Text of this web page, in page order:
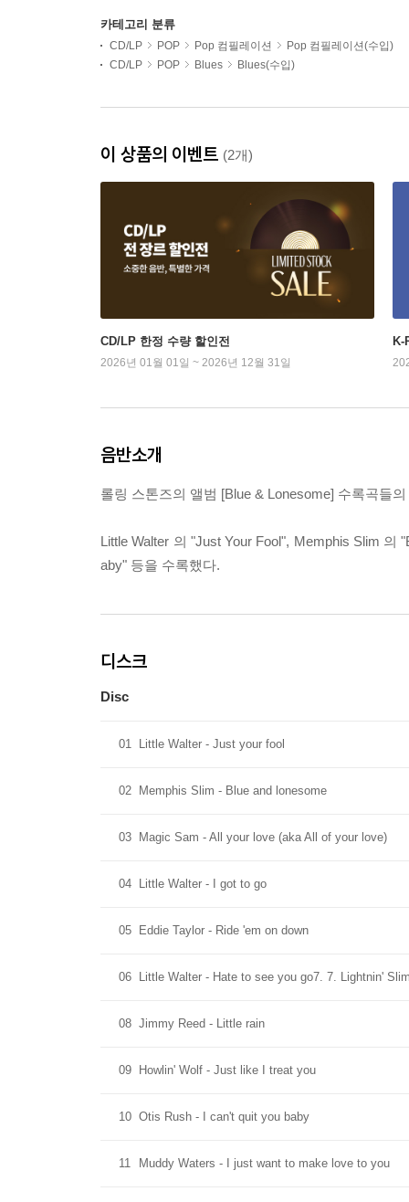
카테고리 분류
CD/LP POP Pop 컴필레이션
Pop 컴필레이션(수입)
CD/LP
POP Blues Blues(수입)
이 상품의 이벤트 (2개)
CD/LP 한정 수량 할인전
2026년 01월 01일 ~ 2026년 12월 31일
K-
음반소개
롤링 스톤즈의 앨범 [Blue & Lonesome] 수록곡들
Little Walter 의 "Just Your Fool", Memphis Slim 의
aby" 등을 수록했다.
디스크
Disc
01 Little Walter - Just your fool
02 Memphis Slim - Blue and lonesome
03 Magic Sam - All your love (aka All of your love)
04 Little Walter - I got to go
05 Eddie Taylor - Ride 'em on down
06 Little Walter - Hate to see you go7. 7. Lightnin'
08 Jimmy Reed - Little rain
09 Howlin' Wolf - Just like I treat you
10 Otis Rush - I can't quit you baby
11 Muddy Waters - I just want to make love to you